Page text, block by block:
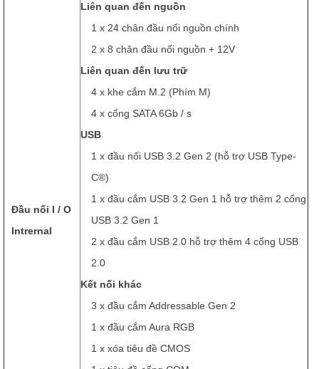
Đầu nối I / O
Intrernal
Liên quan đến nguồn
1 x 24 chân đầu nối nguồn chính
2 x 8 chân đầu nối nguồn + 12V
Liên quan đến lưu trữ
4 x khe cắm M.2 (Phím M)
4 x cổng SATA 6Gb / s
USB
1 x đầu nối USB 3.2 Gen 2 (hỗ trợ USB Type-
C®)
1 x đầu cắm USB 3.2 Gen 1 hỗ trợ thêm 2 cổng
USB 3.2 Gen 1
2 x đầu cắm USB 2.0 hỗ trợ thêm 4 cổng USB
2.0
Kết nối khác
3 x đầu cắm Addressable Gen 2
1 x đầu cắm Aura RGB
1 x xóa tiêu đề CMOS